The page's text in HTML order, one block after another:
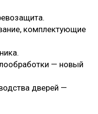
комплектующие
— новый
дверей —